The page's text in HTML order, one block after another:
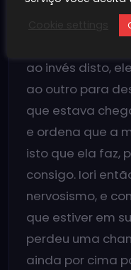
promotora do
interferiu. Ela diz
ao invés disto,
ao outro para
que estava
e ordena que a
isto que ela faz,
consigo. Iori
nervosismo, e
que estiver em
perdeu uma
ainda por cima